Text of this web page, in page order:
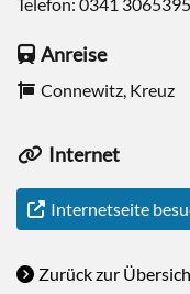
Anreise
Connewitz, Kreuz
Internet
Internetseite
Zurück zur